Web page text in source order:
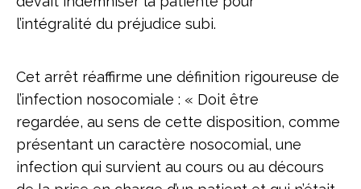
l’intégralité du préjudice subi.
Cet arrêt réaffirme une définition rigoureuse de
l’infection nosocomiale : « Doit être
regardée, au sens de cette disposition, comme
présentant un caractère nosocomial, une
infection qui survient au cours ou au décours